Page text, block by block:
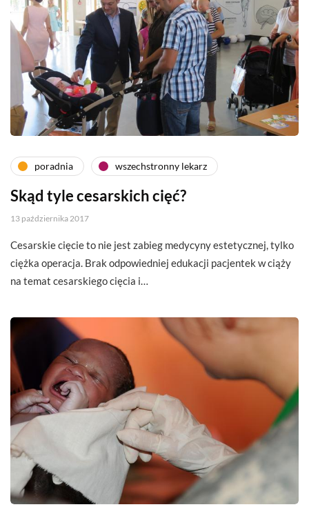
poradnia wszechstronny lekarz
Skąd tyle cesarskich cięć?
13 października 2017
Cesarskie cięcie to nie jest zabieg medycyny estetycznej, tylko
ciężka operacja. Brak odpowiedniej edukacji pacjentek w ciąży
na temat cesarskiego cięcia i…